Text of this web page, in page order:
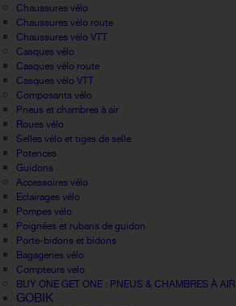
Chaussures vélo
Chaussures vélo route
Chaussures vélo VTT
Casques vélo
Casques vélo route
Casques vélo VTT
Composants vélo
Pneus et chambres à air
Roues vélo
Selles vélo et tiges de selle
Potences
Guidons
Accessoires vélo
Eclairages vélo
Pompes vélo
Poignées et rubans de guidon
Porte-bidons et bidons
Bagageries vélo
Compteurs velo
BUY ONE GET ONE : PNEUS & CHAMBRES À AIR
GOBIK